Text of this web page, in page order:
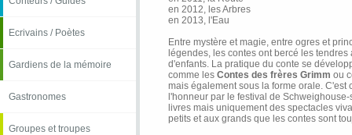
Ecrivains / Poètes
Gardiens de la mémoire
Gastronomes
Groupes et troupes
en 2012, les Arbres
en 2013, l'Eau
Entre mystère et magie, entre ogres et
légendes, les contes ont bercé les
d'enfants. La pratique du conte se
comme les Contes des frères Grimm ou
mais également sous la forme orale. C'est
l'honneur par le festival de
livres mais uniquement des spectacles
petits et aux grands que les contes sont